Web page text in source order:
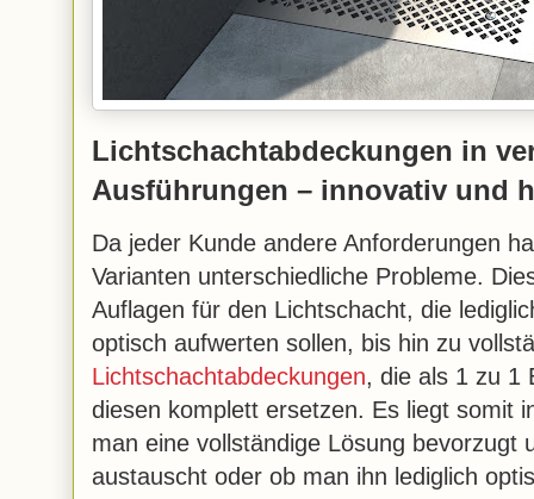
Lichtschachtabdeckungen in
Ausführungen – innovativ und
Da jeder Kunde andere Anforderungen
Varianten unterschiedliche Probleme.
Auflagen für den Lichtschacht, die
optisch aufwerten sollen, bis hin zu
Lichtschachtabdeckungen, die als 1 zu 1
diesen komplett ersetzen. Es liegt somit
man eine vollständige Lösung bevorzugt
austauscht oder ob man ihn lediglich